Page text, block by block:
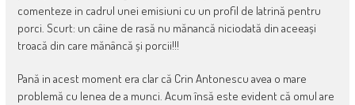
comenteze in cadrul unei emisiuni cu un profil de latrină pentru
porci. Scurt: un câine de rasă nu mănancă niciodată din aceeași
troacă din care mănâncă și porcii!!!
Pană in acest moment era clar că Crin Antonescu avea o mare
problemă cu lenea de a munci. Acum însă este evident că omul are